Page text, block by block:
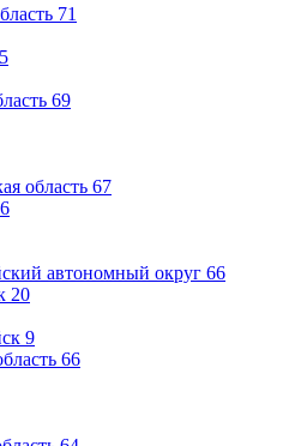
71
5
69
область 67
автономный округ 66
20
9
66